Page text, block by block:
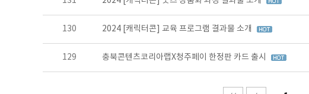
130 2024 [캐릭터콘] 교육 프로그램 결과물 소개
129 충북콘텐츠코리아랩X청주페이 한정판 카드 출시